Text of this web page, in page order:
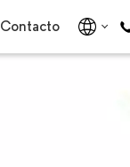
Contacto